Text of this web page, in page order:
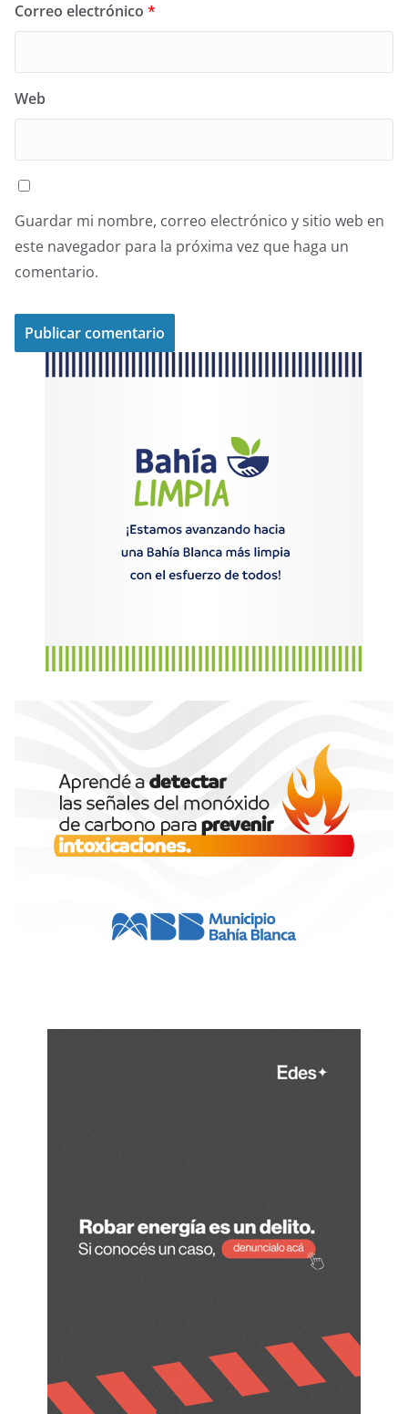
Correo electrónico *
Web
Guardar mi nombre, correo electrónico y sitio web en
este navegador para la próxima vez que haga un
comentario.